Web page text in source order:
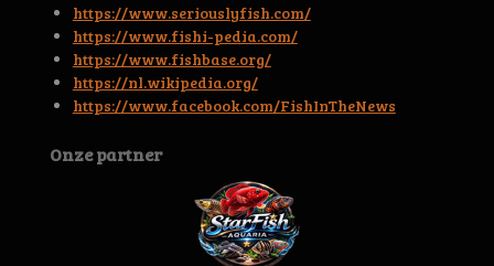
https://www.seriouslyfish.com/
https://www.fishi-pedia.com/
https://www.fishbase.org/
https://nl.wikipedia.org/
https://www.facebook.com/FishInTheNews
Onze partner